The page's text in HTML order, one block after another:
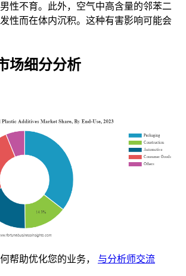
性不育。此外，空气中高含量的邻苯二
性而在体内沉积。这种有害影响可能会
场细分分析
帮助优化您的业务， 与分析师交流